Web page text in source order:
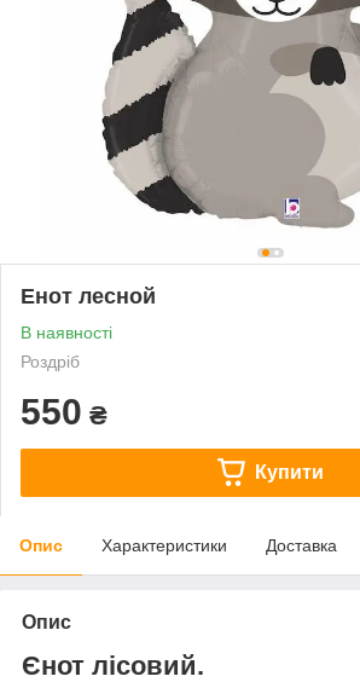
Енот лесной
В наявності
Роздріб
550 ₴
Купити
Опис Характеристики Доставка
Опис
Єнот лісовий.